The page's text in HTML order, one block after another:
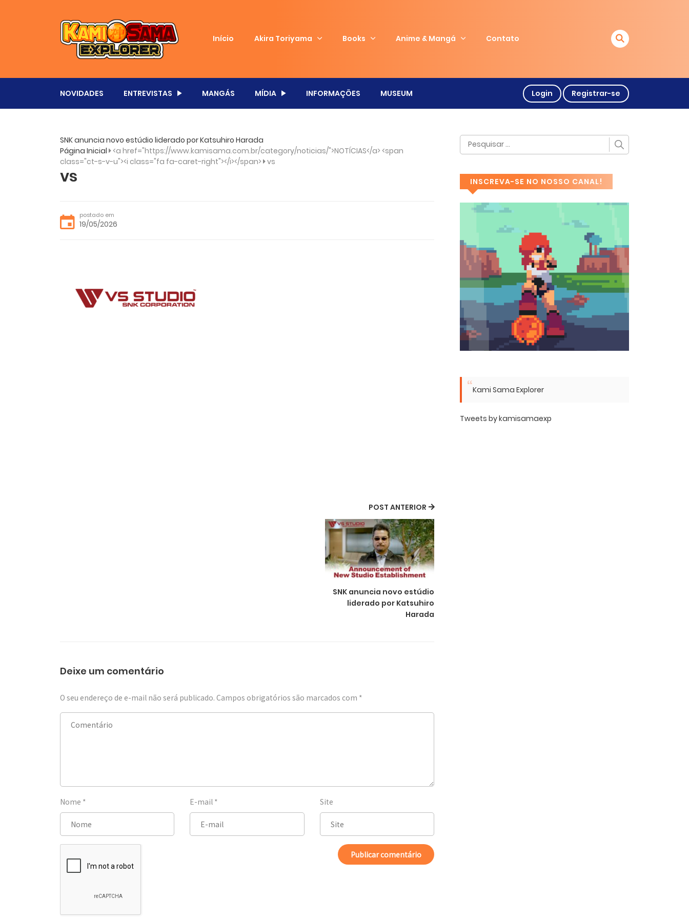
Início Akira Toriyama Books Anime & Mangá Contato
NOVIDADES ENTREVISTAS MANGÁS MÍDIA INFORMAÇÕES MUSEUM Login Registrar-se
SNK anuncia novo estúdio liderado por Katsuhiro Harada
Página Inicial <a href="https://www.kamisama.com.br/category/noticias/">NOTÍCIAS</a> <span
class="ct-s-v-u"><i class="fa fa-caret-right"></i></span> vs
vs
postado em
19/05/2026
POST ANTERIOR
SNK anuncia novo estúdio
liderado por Katsuhiro
Harada
Deixe um comentário
O seu endereço de e-mail não será publicado. Campos obrigatórios são marcados com *
Nome * E-mail * Site
INSCREVA-SE NO NOSSO CANAL!
Kami Sama Explorer
Tweets by kamisamaexp